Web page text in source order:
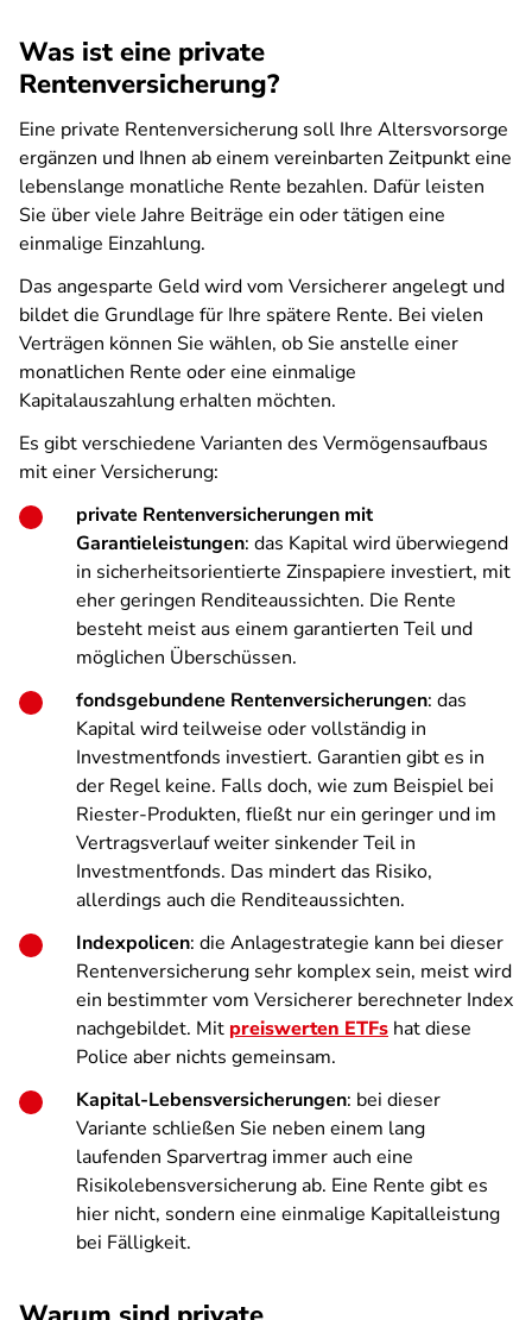
Was ist eine private
Rentenversicherung?
Eine private Rentenversicherung soll Ihre Altersvorsorge
ergänzen und Ihnen ab einem vereinbarten Zeitpunkt eine
lebenslange monatliche Rente bezahlen. Dafür leisten
Sie über viele Jahre Beiträge ein oder tätigen eine
einmalige Einzahlung.
Das angesparte Geld wird vom Versicherer angelegt und
bildet die Grundlage für Ihre spätere Rente. Bei vielen
Verträgen können Sie wählen, ob Sie anstelle einer
monatlichen Rente oder eine einmalige
Kapitalauszahlung erhalten möchten.
Es gibt verschiedene Varianten des Vermögensaufbaus
mit einer Versicherung:
private Rentenversicherungen mit
Garantieleistungen: das Kapital wird überwiegend
in sicherheitsorientierte Zinspapiere investiert, mit
eher geringen Renditeaussichten. Die Rente
besteht meist aus einem garantierten Teil und
möglichen Überschüssen.
fondsgebundene Rentenversicherungen: das
Kapital wird teilweise oder vollständig in
Investmentfonds investiert. Garantien gibt es in
der Regel keine. Falls doch, wie zum Beispiel bei
Riester-Produkten, fließt nur ein geringer und im
Vertragsverlauf weiter sinkender Teil in
Investmentfonds. Das mindert das Risiko,
allerdings auch die Renditeaussichten.
Indexpolicen: die Anlagestrategie kann bei dieser
Rentenversicherung sehr komplex sein, meist wird
ein bestimmter vom Versicherer berechneter Index
nachgebildet. Mit preiswerten ETFs hat diese
Police aber nichts gemeinsam.
Kapital-Lebensversicherungen: bei dieser
Variante schließen Sie neben einem lang
laufenden Sparvertrag immer auch eine
Risikolebensversicherung ab. Eine Rente gibt es
hier nicht, sondern eine einmalige Kapitalleistung
bei Fälligkeit.